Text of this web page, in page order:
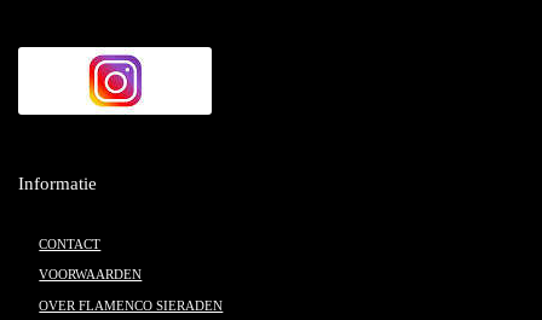
Informatie
CONTACT
VOORWAARDEN
OVER FLAMENCO SIERADEN